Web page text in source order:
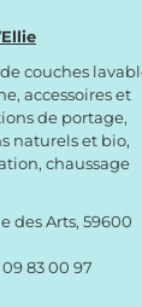
couches
accessoires et
de portage,
naturels et bio,
chaussage
des Arts, 59600
09 83 00 97